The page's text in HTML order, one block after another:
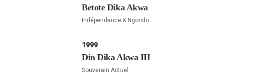
Betote Dika Akwa
Indépendance & Ngondo
1999
Din Dika Akwa III
Souverain Actuel